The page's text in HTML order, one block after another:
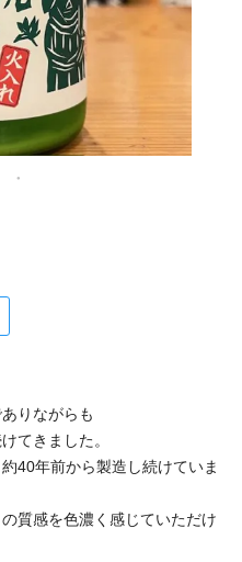
りながらも
てきました。
40年前から製造し続けていま
質感を色濃く感じていただけ